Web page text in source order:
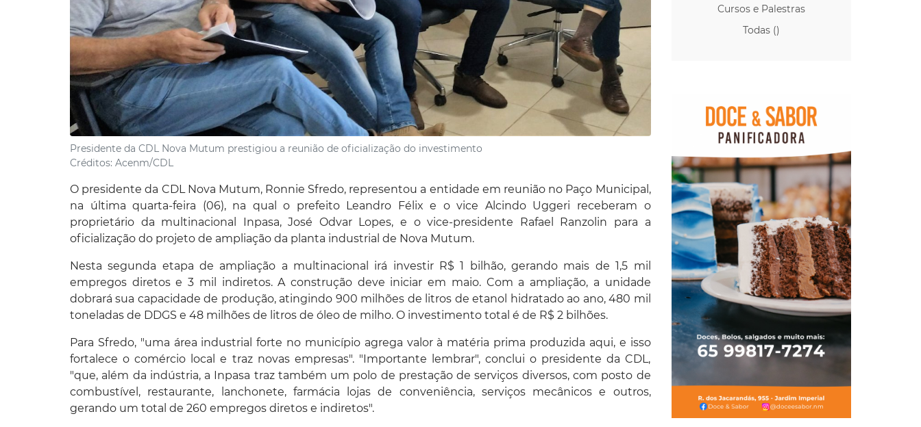
Presidente da CDL Nova Mutum prestigiou a reunião de oficialização do investimento
Créditos: Acenm/CDL
O presidente da CDL Nova Mutum, Ronnie Sfredo, representou a entidade em reunião no Paço Municipal,
na última quarta-feira (06), na qual o prefeito Leandro Félix e o vice Alcindo Uggeri receberam o
proprietário da multinacional Inpasa, José Odvar Lopes, e o vice-presidente Rafael Ranzolin para a
oficialização do projeto de ampliação da planta industrial de Nova Mutum.
Nesta segunda etapa de ampliação a multinacional irá investir R$ 1 bilhão, gerando mais de 1,5 mil
empregos diretos e 3 mil indiretos. A construção deve iniciar em maio. Com a ampliação, a unidade
dobrará sua capacidade de produção, atingindo 900 milhões de litros de etanol hidratado ao ano, 480 mil
toneladas de DDGS e 48 milhões de litros de óleo de milho. O investimento total é de R$ 2 bilhões.
Para Sfredo, "uma área industrial forte no município agrega valor à matéria prima produzida aqui, e isso
fortalece o comércio local e traz novas empresas". "Importante lembrar", conclui o presidente da CDL,
"que, além da indústria, a Inpasa traz também um polo de prestação de serviços diversos, com posto de
combustível, restaurante, lanchonete, farmácia lojas de conveniência, serviços mecânicos e outros,
gerando um total de 260 empregos diretos e indiretos".
Cursos e Palestras
Todas ()